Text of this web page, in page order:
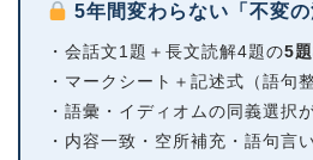
5年間変わらない「不変の
・会話文1題＋長文読解4題の5
・マークシート＋記述式（語句
・語彙・イディオムの同義選択
・内容一致・空所補充・語句言